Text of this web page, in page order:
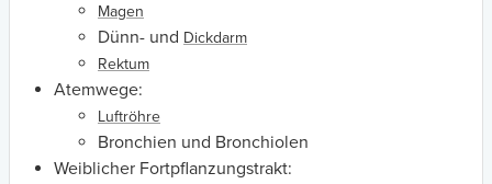
Magen
Dünn- und Dickdarm
Rektum
Atemwege:
Luftröhre
Bronchien und Bronchiolen
Weiblicher Fortpflanzungstrakt: